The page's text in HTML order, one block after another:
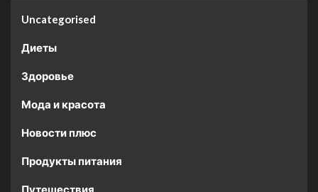
Uncategorised
Диеты
Здоровье
Мода и красота
Новости плюс
Продукты питания
Путешествия